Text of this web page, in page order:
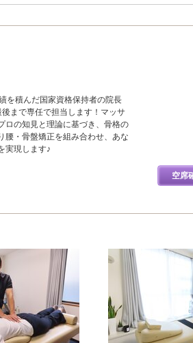
を積んだ国家資格保持者の院長
まで専任で担当します！マッサ
ロの知見と理論に基づき、骨格の
腰・骨盤矯正を組み合わせ、あな
実現します♪
空席